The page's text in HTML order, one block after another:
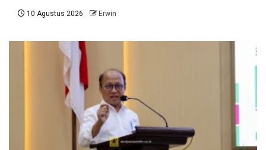
10 Agustus 2026 Erwin